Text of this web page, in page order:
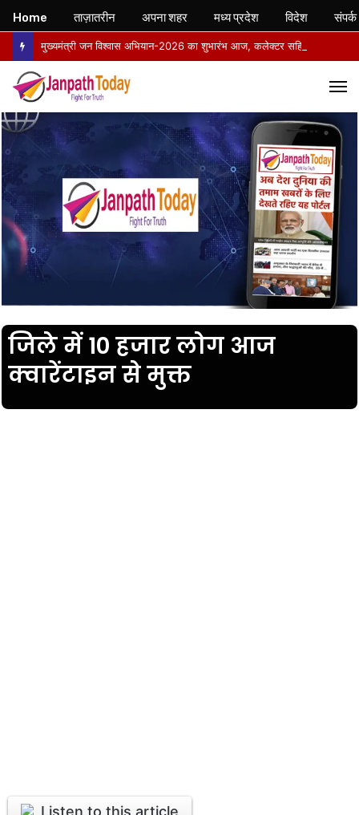
जिले में 10 हजार लोग आज
क्वारेंटाइन से मुक्त
Listen to this article
Home ताज़ातरीन अपना शहर मध्य प्रदेश विदेश संपर्क